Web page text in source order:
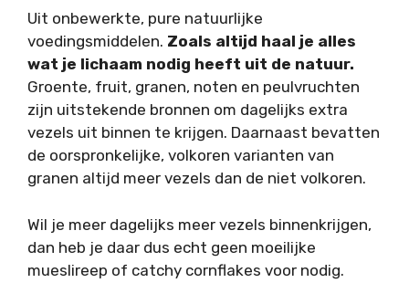
Uit onbewerkte, pure natuurlijke
voedingsmiddelen. Zoals altijd haal je alles
wat je lichaam nodig heeft uit de natuur.
Groente, fruit, granen, noten en peulvruchten
zijn uitstekende bronnen om dagelijks extra
vezels uit binnen te krijgen. Daarnaast bevatten
de oorspronkelijke, volkoren varianten van
granen altijd meer vezels dan de niet volkoren.
Wil je meer dagelijks meer vezels binnenkrijgen,
dan heb je daar dus echt geen moeilijke
mueslireep of catchy cornflakes voor nodig.